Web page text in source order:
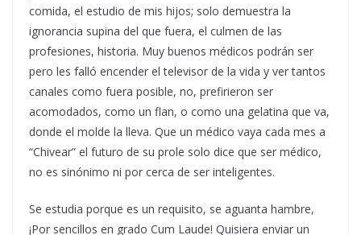
comida, el estudio de mis hijos; solo demuestra la
ignorancia supina del que fuera, el culmen de las
profesiones, historia. Muy buenos médicos podrán ser
pero les falló encender el televisor de la vida y ver tantos
canales como fuera posible, no, prefirieron ser
acomodados, como un flan, o como una gelatina que va,
donde el molde la lleva. Que un médico vaya cada mes a
“Chivear” el futuro de su prole solo dice que ser médico,
no es sinónimo ni por cerca de ser inteligentes.
Se estudia porque es un requisito, se aguanta hambre,
¡Por sencillos en grado Cum Laude! Quisiera enviar un